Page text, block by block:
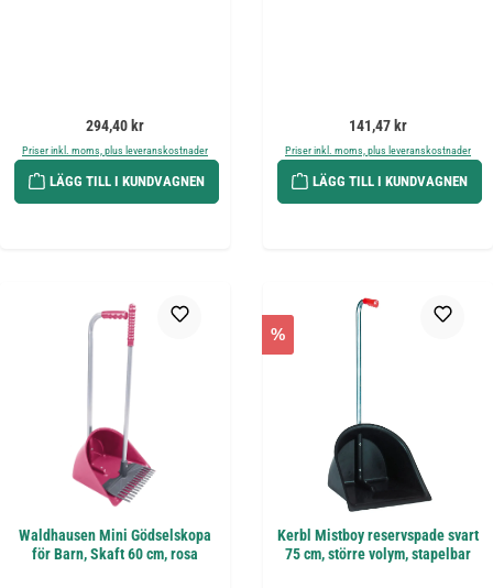
Ordinarie pris:
294,40 kr
Priser inkl. moms, plus leveranskostnader
LÄGG TILL I KUNDVAGNEN
Ordinarie pris:
141,47 kr
Priser inkl. moms, plus leveranskostnader
LÄGG TILL I KUNDVAGNEN
Waldhausen Mini Gödselskopa
för Barn, Skaft 60 cm, rosa
%
Kerbl Mistboy reservspade svart
75 cm, större volym, stapelbar